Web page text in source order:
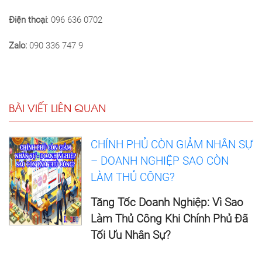
Điện thoại: 096 636 0702
Zalo: 090 336 747 9
BÀI VIẾT LIÊN QUAN
CHÍNH PHỦ CÒN GIẢM NHÂN SỰ
– DOANH NGHIỆP SAO CÒN
LÀM THỦ CÔNG?
Tăng Tốc Doanh Nghiệp: Vì Sao
Làm Thủ Công Khi Chính Phủ Đã
Tối Ưu Nhân Sự?